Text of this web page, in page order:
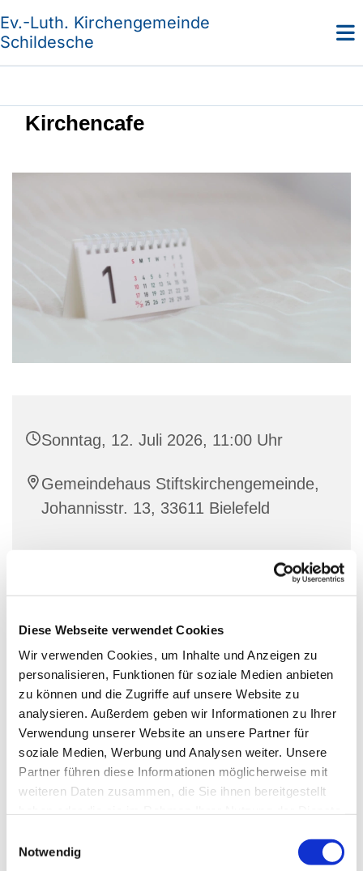
Diese Webseite verwendet Cookies
Wir verwenden Cookies, um Inhalte und Anzeigen zu
personalisieren, Funktionen für soziale Medien anbieten
zu können und die Zugriffe auf unsere Website zu
analysieren. Außerdem geben wir Informationen zu Ihrer
Verwendung unserer Website an unsere Partner für
soziale Medien, Werbung und Analysen weiter. Unsere
Partner führen diese Informationen möglicherweise mit
weiteren Daten zusammen, die Sie ihnen bereitgestellt
Notwendig
Ev.-Luth. Kirchengemeinde
Schildesche
Kirchencafe
Sonntag, 12. Juli 2026, 11:00 Uhr
Gemeindehaus Stiftskirchengemeinde,
Johannisstr. 13, 33611 Bielefeld